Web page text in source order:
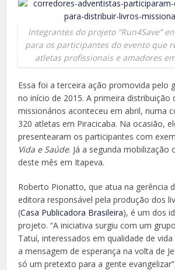
Integrantes do projeto “Run4Save”
para os participantes do evento que
atletas profissionais e amadores
Essa foi a terceira ação promovida pelo
no início de 2015. A primeira distribuição
missionários aconteceu em abril, numa
320 atletas em Piracicaba. Na ocasião,
presentearam os participantes com
Vida e Saúde. Já a segunda mobilização
deste mês em Itapeva.
Roberto Pionatto, que atua na gerência
editora responsável pela produção dos
(Casa Publicadora Brasileira), é um dos
projeto. “A iniciativa surgiu com um
Tatuí, interessados em qualidade de
a mensagem de esperança na volta de
só um pretexto para a gente